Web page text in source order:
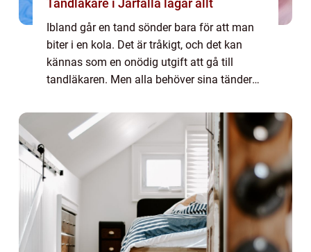
Tandläkare i Järfälla lagar allt
Ibland går en tand sönder bara för att man
biter i en kola. Det är tråkigt, och det kan
kännas som en onödig utgift att gå till
tandläkaren. Men alla behöver sina tänder